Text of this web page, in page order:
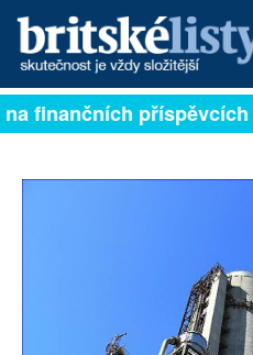
PŘIHLÁSIT
finančních příspěvcích